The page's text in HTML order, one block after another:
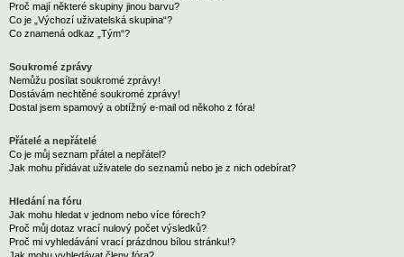
Proč mají některé skupiny jinou barvu?
Co je „Výchozí uživatelská skupina“?
Co znamená odkaz „Tým“?
Soukromé zprávy
Nemůžu posílat soukromé zprávy!
Dostávám nechtěné soukromé zprávy!
Dostal jsem spamový a obtížný e-mail od někoho z fóra!
Přátelé a nepřátelé
Co je můj seznam přátel a nepřátel?
Jak mohu přidávat uživatele do seznamů nebo je z nich odebírat?
Hledání na fóru
Jak mohu hledat v jednom nebo více fórech?
Proč můj dotaz vrací nulový počet výsledků?
Proč mi vyhledávání vrací prázdnou bílou stránku!?